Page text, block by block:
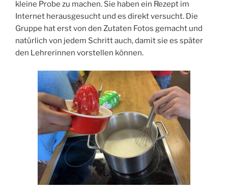
kleine Probe zu machen. Sie haben ein Rezept im
Internet herausgesucht und es direkt versucht. Die
Gruppe hat erst von den Zutaten Fotos gemacht und
natürlich von jedem Schritt auch, damit sie es später
den Lehrerinnen vorstellen können.